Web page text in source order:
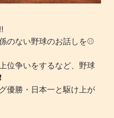
のない野球のお話しを⚾️
位争いをするなど、野球
優勝・日本一と駆け上が